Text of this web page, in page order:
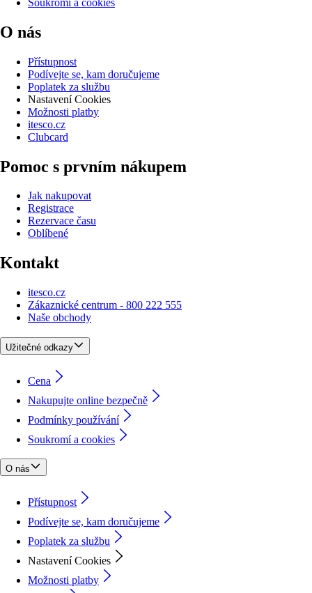
O nás
Přístupnost
Podívejte se, kam doručujeme
Poplatek za službu
Nastavení Cookies
Možnosti platby
itesco.cz
Clubcard
Pomoc s prvním nákupem
Jak nakupovat
Registrace
Rezervace času
Oblíbené
Kontakt
itesco.cz
Zákaznické centrum - 800 222 555
Naše obchody
Užitečné odkazy
Cena
Nakupujte online bezpečně
Podmínky používání
Soukromí a cookies
O nás
Přístupnost
Podívejte se, kam doručujeme
Poplatek za službu
Nastavení Cookies
Možnosti platby